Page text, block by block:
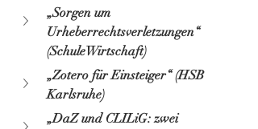
„Sorgen um
Urheberrechtsverletzungen“
(SchuleWirtschaft)
„Zotero für Einsteiger“ (HSB
Karlsruhe)
„DaZ und CLILiG: zwei